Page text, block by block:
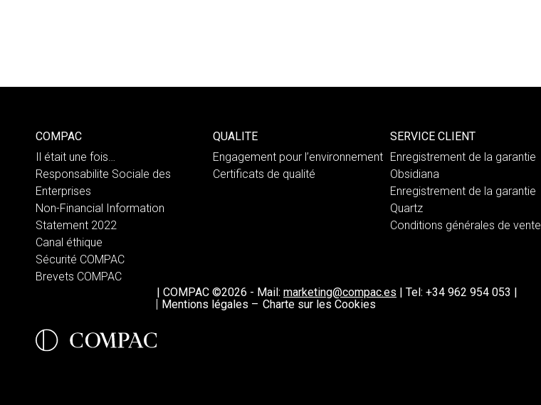
COMPAC
Il était une fois…
Responsabilite Sociale des
Enterprises
Non-Financial Information
Statement 2022
Canal éthique
Sécurité COMPAC
Brevets COMPAC
QUALITE
Engagement pour l’environnement
Certificats de qualité
SERVICE CLIENT
Enregistrement de la garantie
Obsidiana
Enregistrement de la garantie
Quartz
Conditions générales de vente
| COMPAC ©2026 - Mail: marketing@compac.es | Tel: +34 962 954 053 |
Mentions légales – Charte sur les Cookies